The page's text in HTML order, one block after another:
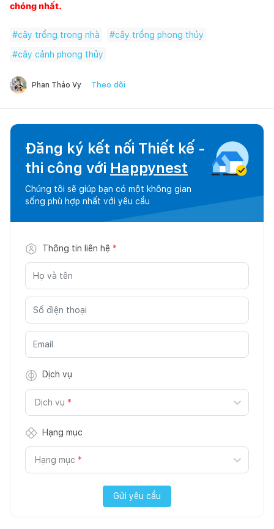
chóng nhất.
#cây trồng trong nhà #cây trồng phong thủy
#cây cảnh phong thủy
Phan Thảo Vy Theo dõi
Đăng ký kết nối Thiết kế -
thi công với Happynest
Chúng tôi sẽ giúp bạn có một không gian
sống phù hợp nhất với yêu cầu
Thông tin liên hệ *
Dịch vụ
Dịch vụ *
Hạng mục
Hạng mục *
Gửi yêu cầu